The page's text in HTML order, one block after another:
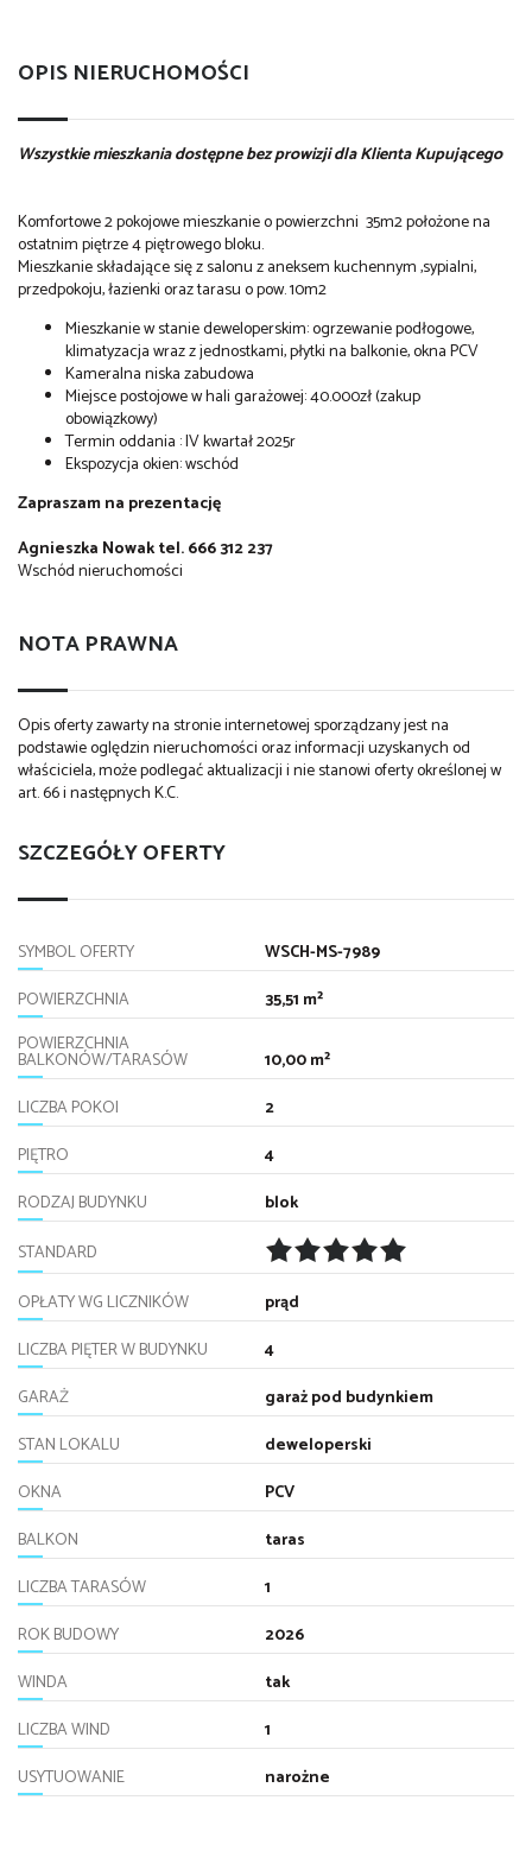
OPIS NIERUCHOMOŚCI
Wszystkie mieszkania dostępne bez prowizji dla Klienta Kupującego
Komfortowe 2 pokojowe mieszkanie o powierzchni 35m2 położone na
ostatnim piętrze 4 piętrowego bloku.
Mieszkanie składające się z salonu z aneksem kuchennym ,sypialni,
przedpokoju, łazienki oraz tarasu o pow. 10m2
Mieszkanie w stanie deweloperskim: ogrzewanie podłogowe,
klimatyzacja wraz z jednostkami, płytki na balkonie, okna PCV
Kameralna niska zabudowa
Miejsce postojowe w hali garażowej: 40.000zł (zakup
obowiązkowy)
Termin oddania : IV kwartał 2025r
Ekspozycja okien: wschód
Zapraszam na prezentację
Agnieszka Nowak tel. 666 312 237
Wschód nieruchomości
NOTA PRAWNA
Opis oferty zawarty na stronie internetowej sporządzany jest na
podstawie oględzin nieruchomości oraz informacji uzyskanych od
właściciela, może podlegać aktualizacji i nie stanowi oferty określonej w
art. 66 i następnych K.C.
SZCZEGÓŁY OFERTY
SYMBOL OFERTY
WSCH-MS-7989
POWIERZCHNIA
35,51 m²
POWIERZCHNIA
BALKONÓW/TARASÓW
10,00 m²
LICZBA POKOI
2
PIĘTRO
4
RODZAJ BUDYNKU
blok
STANDARD
OPŁATY WG LICZNIKÓW
prąd
LICZBA PIĘTER W BUDYNKU
4
GARAŻ
garaż pod budynkiem
STAN LOKALU
deweloperski
OKNA
PCV
BALKON
taras
LICZBA TARASÓW
1
ROK BUDOWY
2026
WINDA
tak
LICZBA WIND
1
USYTUOWANIE
narożne